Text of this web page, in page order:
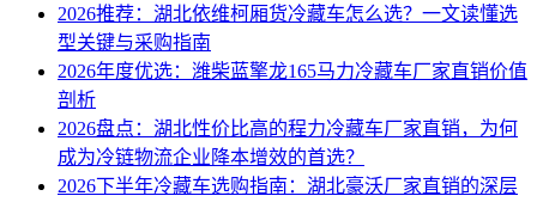
2026推荐：湖北依维柯厢货冷藏车怎么选？一文读懂选
型关键与采购指南
2026年度优选：潍柴蓝擎龙165马力冷藏车厂家直销价值
剖析
2026盘点：湖北性价比高的程力冷藏车厂家直销，为何
成为冷链物流企业降本增效的首选？
2026下半年冷藏车选购指南：湖北豪沃厂家直销的深层